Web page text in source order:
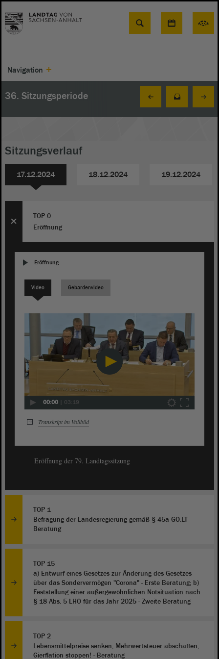
Suche
Navigation
36. Sitzungsperiode
Sitzungsverlauf
17.12.2024 18.12.2024 19.12.2024
TOP 0
Eröffnung
Eröffnung
Video Gebärdenvideo
00:00 03:19
Transkript im Vollbild
Eröffnung der 79. Landtagssitzung
TOP 1
Befragung der Landesregierung gemäß § 45a GO.LT -
Beratung
TOP 15
a) Entwurf eines Gesetzes zur Änderung des Gesetzes
über das Sondervermögen "Corona" - Erste Beratung; b)
Feststellung einer außergewöhnlichen Notsituation nach
§ 18 Abs. 5 LHO für das Jahr 2025 - Zweite Beratung
TOP 2
Lebensmittelpreise senken, Mehrwertsteuer abschaffen,
Gierflation stoppen! - Beratung